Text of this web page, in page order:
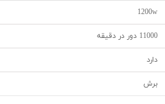
1200w
11000 دور در دقیقه
دارد
برش